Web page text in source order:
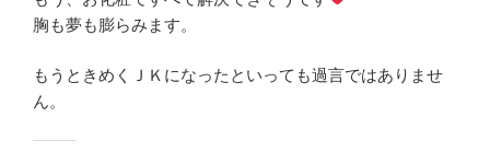
胸も夢も膨らみます。
もうときめくＪＫになったといっても過言ではありませ
ん。